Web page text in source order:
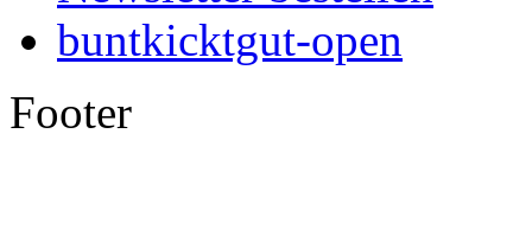
buntkicktgut-open
Footer